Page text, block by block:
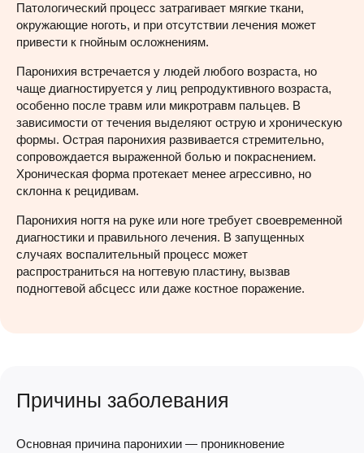
Патологический процесс затрагивает мягкие ткани,
окружающие ноготь, и при отсутствии лечения может
привести к гнойным осложнениям.
Паронихия встречается у людей любого возраста, но
чаще диагностируется у лиц репродуктивного возраста,
особенно после травм или микротравм пальцев. В
зависимости от течения выделяют острую и хроническую
формы. Острая паронихия развивается стремительно,
сопровождается выраженной болью и покраснением.
Хроническая форма протекает менее агрессивно, но
склонна к рецидивам.
Паронихия ногтя на руке или ноге требует своевременной
диагностики и правильного лечения. В запущенных
случаях воспалительный процесс может
распространиться на ногтевую пластину, вызвав
подногтевой абсцесс или даже костное поражение.
Причины заболевания
Основная причина паронихии — проникновение